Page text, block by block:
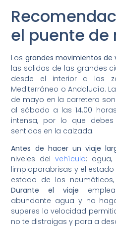
el puente de
Los grandes movimientos de
las salidas de las grandes
desde el interior a las
Mediterráneo o Andalucía.
de mayo en la carretera son
al sábado a las 14.00
intensa, por lo que
sentidos en la calzada.
Antes de hacer un viaje
niveles delvehículo: agua,
limpiaparabrisas y el
estado de los
Durante el viaje
abundante agua y no
superes la velocidad
no te distraigas y para a